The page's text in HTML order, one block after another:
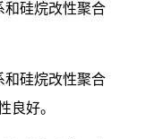
和硅烷改性聚合
和硅烷改性聚合
良好。